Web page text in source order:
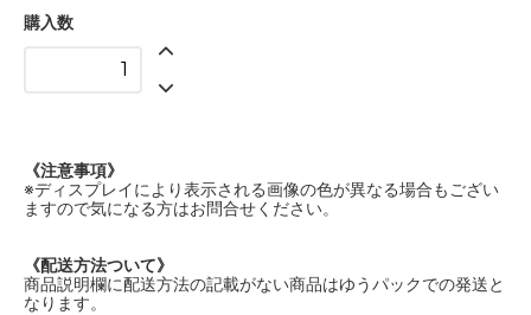
購入数
《注意事項》
※ディスプレイにより表示される画像の色が異なる場合もござい
ますので気になる方はお問合せください。
《配送方法ついて》
商品説明欄に配送方法の記載がない商品はゆうパックでの発送と
なります。